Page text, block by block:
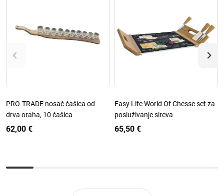
PRO-TRADE nosač čašica od
drva oraha, 10 čašica
62,00 €
Easy Life World Of Chesse set za
posluživanje sireva
65,50 €